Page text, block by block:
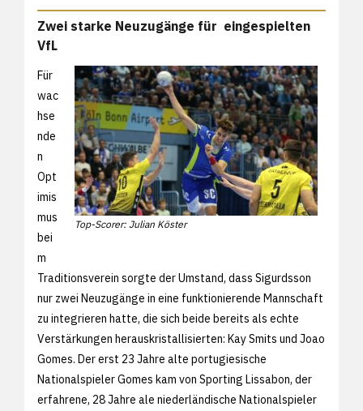
Zwei starke Neuzugänge für eingespielten
VfL
Top-Scorer: Julian Köster
Für
wac
hse
nde
n
Opt
imis
mus
bei
m
Traditionsverein sorgte der Umstand, dass Sigurdsson
nur zwei Neuzugänge in eine funktionierende Mannschaft
zu integrieren hatte, die sich beide bereits als echte
Verstärkungen herauskristallisierten: Kay Smits und Joao
Gomes. Der erst 23 Jahre alte portugiesische
Nationalspieler Gomes kam von Sporting Lissabon, der
erfahrene, 28 Jahre ale niederländische Nationalspieler